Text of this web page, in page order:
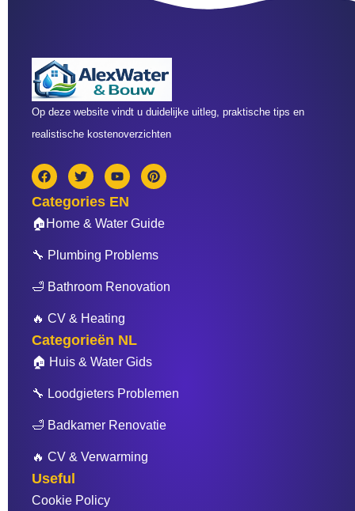
Op deze website vindt u duidelijke uitleg, praktische tips en
realistische kostenoverzichten
F
a
e
b
o
k
T
w
t
e
Y
o
u
t
u
b
P
i
e
r
s
Categories EN
🏠Home & Water Guide
🔧 Plumbing Problems
🛁 Bathroom Renovation
🔥 CV & Heating
Categorieën NL
🏠 Huis & Water Gids
🔧 Loodgieters Problemen
🛁 Badkamer Renovatie
🔥 CV & Verwarming
Useful
Cookie Policy